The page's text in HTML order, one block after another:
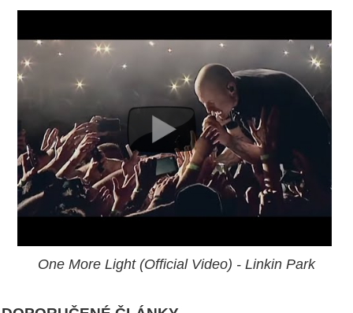
One More Light (Official Video) - Linkin Park